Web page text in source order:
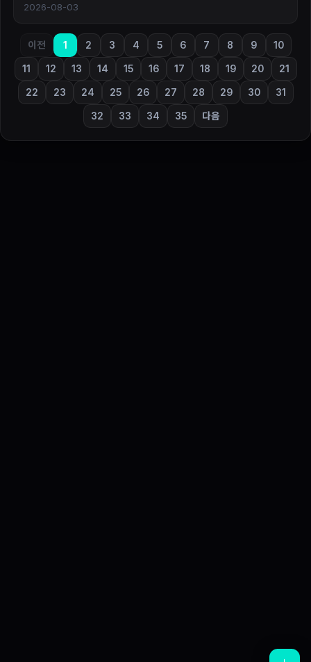
2026-08-03
이전 1 2 3 4 5 6 7 8 9 10
11 12 13 14 15 16 17 18 19 20 21
22 23 24 25 26 27 28 29 30 31
32 33 34 35 다음